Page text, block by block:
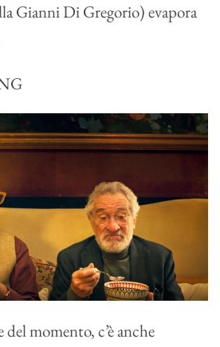
Gianni Di Gregorio) evapora
del momento, c’è anche